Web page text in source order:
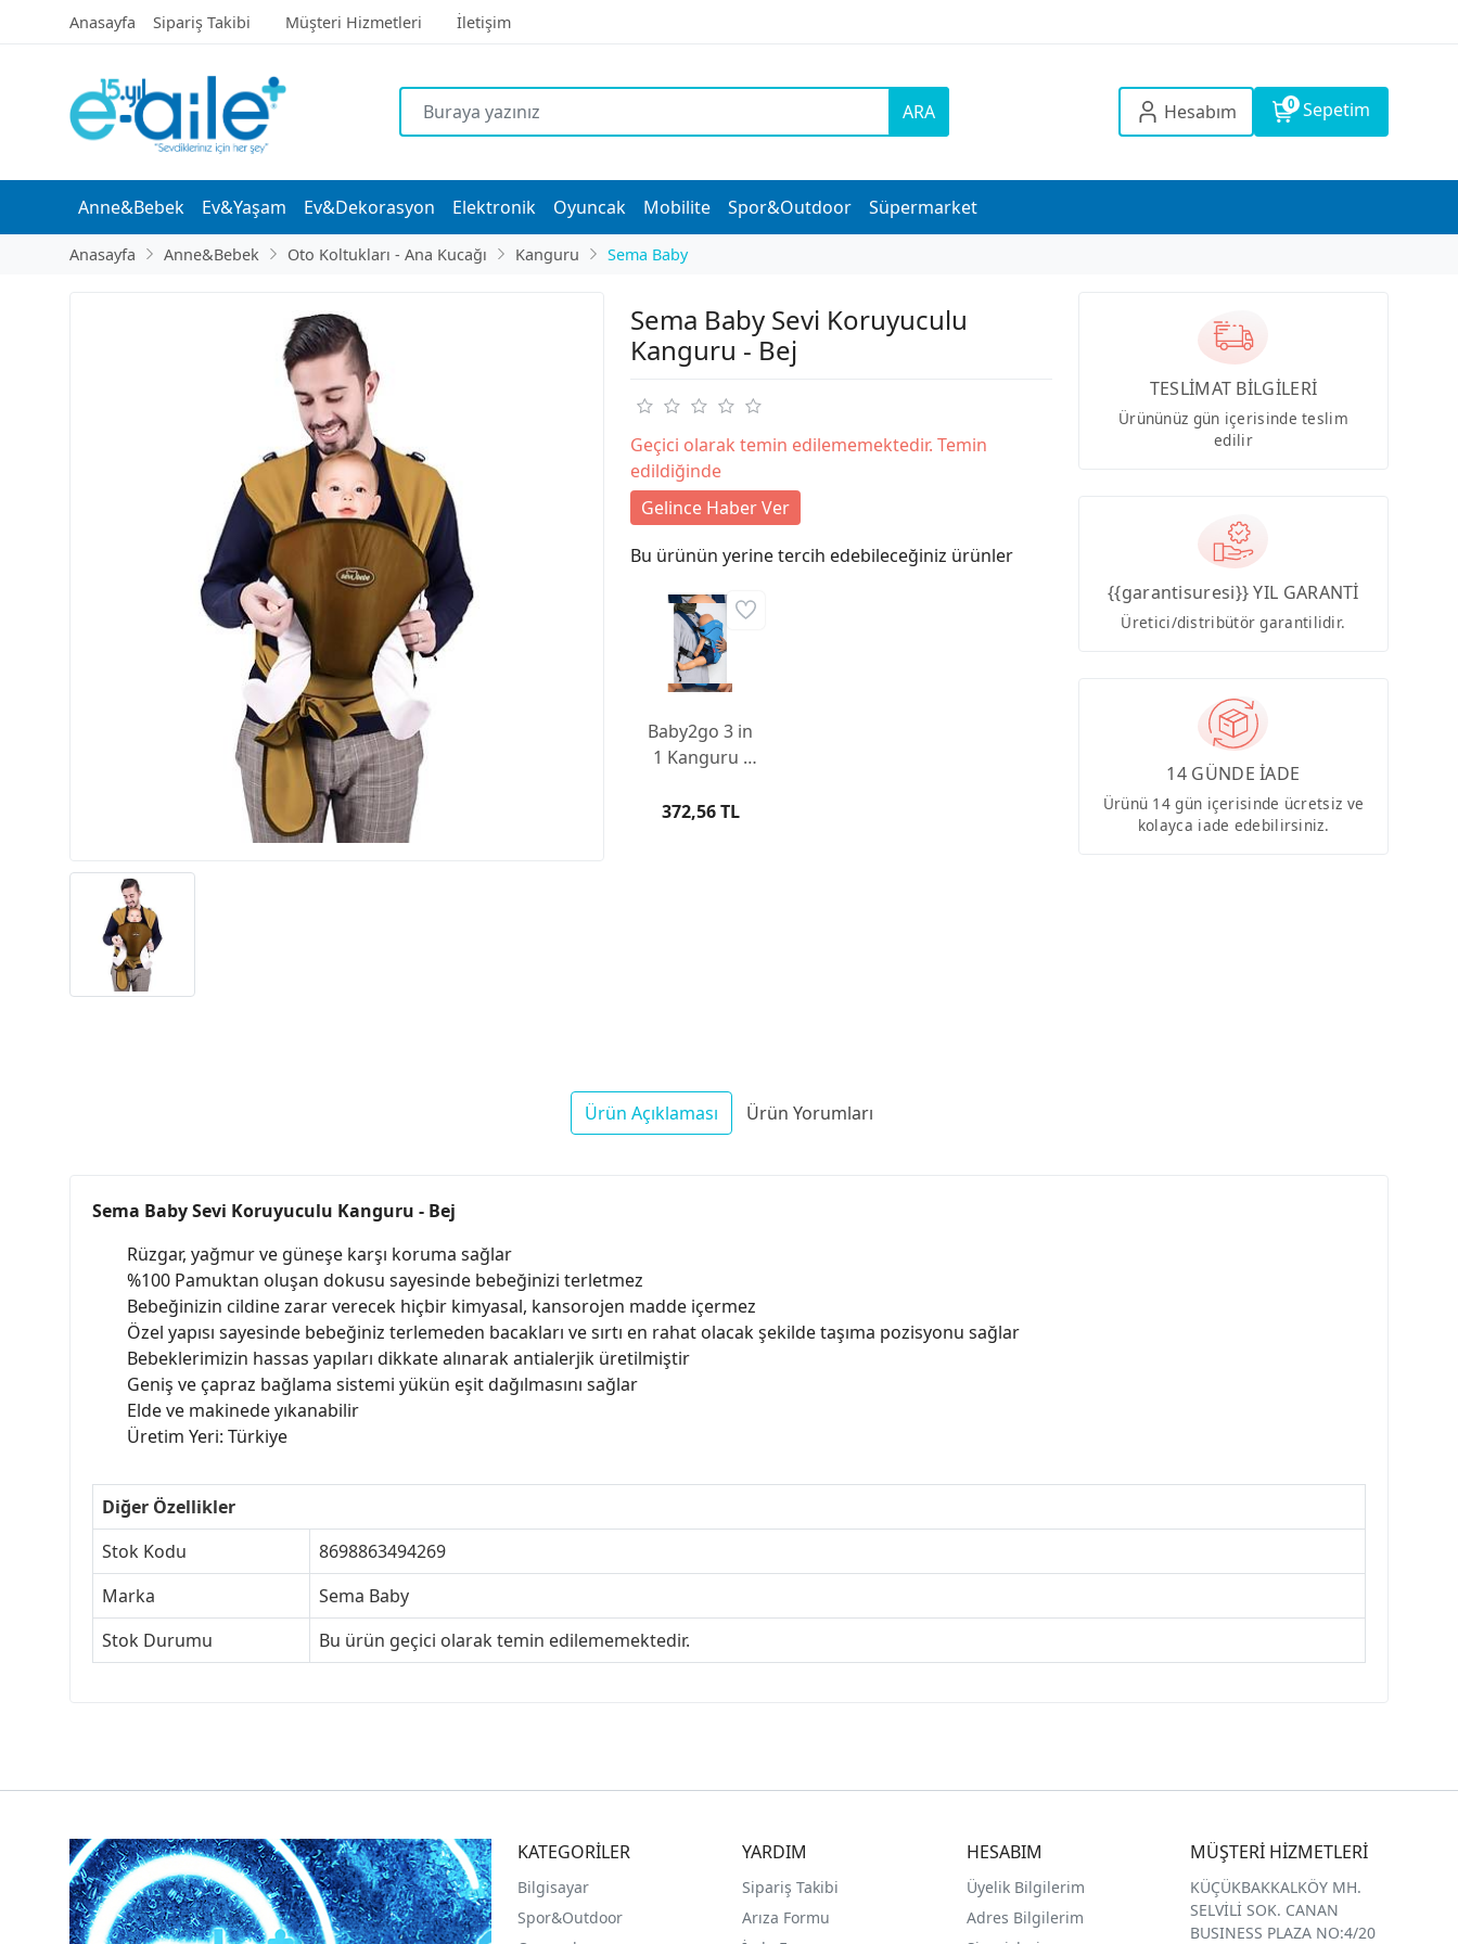
Anasayfa Sipariş Takibi Müşteri Hizmetleri İletişim
ARA Hesabım 0 Sepetim
Anne&Bebek Ev&Yaşam Ev&Dekorasyon Elektronik Oyuncak Mobilite Spor&Outdoor Süpermarket
Anasayfa Anne&Bebek Oto Koltukları - Ana Kucağı Kanguru Sema Baby
Sema Baby Sevi Koruyuculu
Kanguru - Bej
Geçici olarak temin edilememektedir. Temin
edildiğinde
Gelince Haber Ver
Bu ürünün yerine tercih edebileceğiniz ürünler
Baby2go 3 in
1 Kanguru -
372,56 TL
TESLİMAT BİLGİLERİ
Ürününüz gün içerisinde teslim
edilir
{{garantisuresi}} YIL GARANTİ
Üretici/distribütör garantilidir.
14 GÜNDE İADE
Ürünü 14 gün içerisinde ücretsiz ve
kolayca iade edebilirsiniz.
Ürün Açıklaması Ürün Yorumları
Sema Baby Sevi Koruyuculu Kanguru - Bej
Rüzgar, yağmur ve güneşe karşı koruma sağlar
%100 Pamuktan oluşan dokusu sayesinde bebeğinizi terletmez
Bebeğinizin cildine zarar verecek hiçbir kimyasal, kansorojen madde içermez
Özel yapısı sayesinde bebeğiniz terlemeden bacakları ve sırtı en rahat olacak şekilde taşıma pozisyonu sağlar
Bebeklerimizin hassas yapıları dikkate alınarak antialerjik üretilmiştir
Geniş ve çapraz bağlama sistemi yükün eşit dağılmasını sağlar
Elde ve makinede yıkanabilir
Üretim Yeri: Türkiye
Diğer Özellikler
Stok Kodu
8698863494269
Marka
Sema Baby
Stok Durumu
Bu ürün geçici olarak temin edilememektedir.
KATEGORİLER
Bilgisayar
Spor&Outdoor
YARDIM
Sipariş Takibi
Arıza Formu
HESABIM
Üyelik Bilgilerim
Adres Bilgilerim
MÜŞTERİ HİZMETLERİ
KÜÇÜKBAKKALKÖY MH.
SELVİLİ SOK. CANAN
BUSINESS PLAZA NO:4/20